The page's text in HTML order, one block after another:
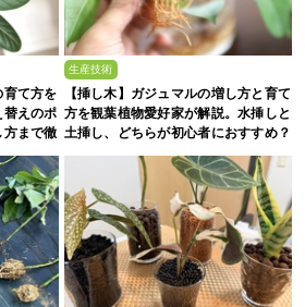
育て方を
替えのポ
方まで徹
生産技術
【挿し木】ガジュマルの増し方と育て
方を観葉植物愛好家が解説。水挿しと
土挿し、どちらが初心者におすすめ？